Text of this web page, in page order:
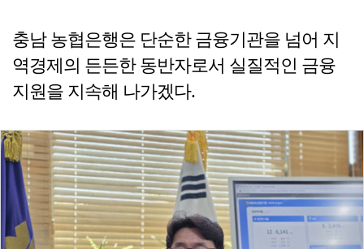
충남 농협은행은 단순한 금융기관을 넘어 지
역경제의 든든한 동반자로서 실질적인 금융
지원을 지속해 나가겠다.